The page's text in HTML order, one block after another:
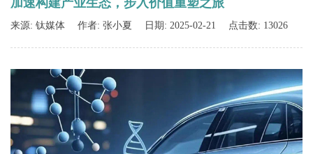
来源: 钛媒体 作者: 张小夏 日期: 2025-02-21 点击数: 13026